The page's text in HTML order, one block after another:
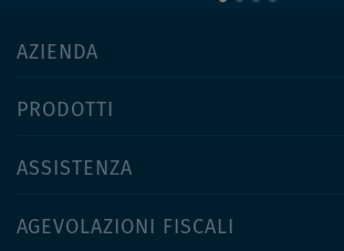
AZIENDA
PRODOTTI
ASSISTENZA
AGEVOLAZIONI FISCALI